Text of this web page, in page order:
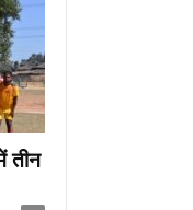
तीन